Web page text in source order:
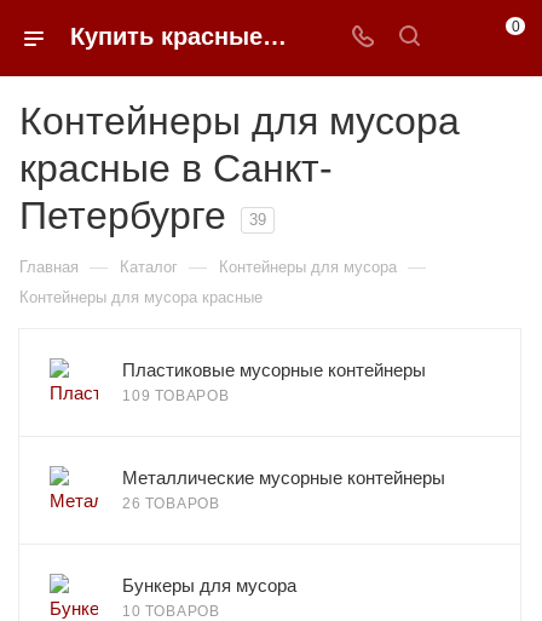
Купить красные контейнеры для мусора в Санкт-Петербурге недорого | 0FFER 0
Контейнеры для мусора
красные в Санкт-
Петербурге
39
Главная — Каталог — Контейнеры для мусора —
Контейнеры для мусора красные
Пластиковые мусорные контейнеры
109 ТОВАРОВ
Металлические мусорные контейнеры
26 ТОВАРОВ
Бункеры для мусора
10 ТОВАРОВ